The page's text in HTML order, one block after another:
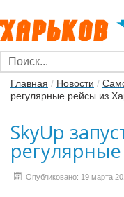
Главная / Новости /
регулярные рейсы из
SkyUp
Опубликовано: 19 марта